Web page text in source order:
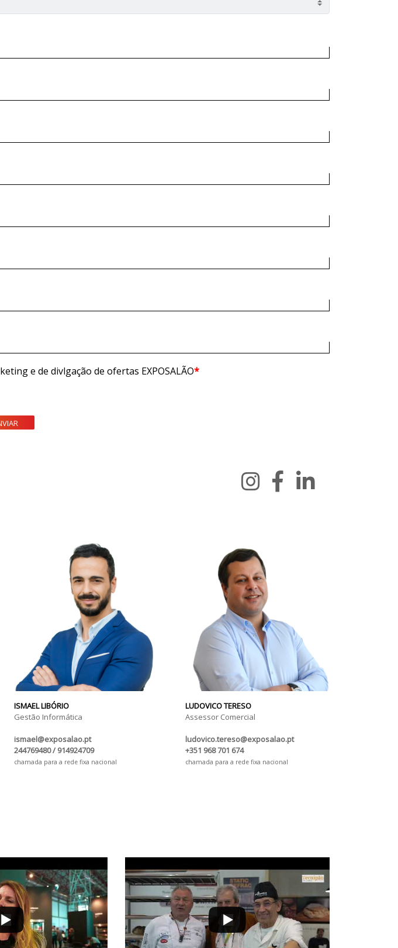
e de divlgação de ofertas EXPOSALÃO*
ISMAEL LIBÓRIO
Gestão Informática
ismael@exposalao.pt
244769480 / 914924709
chamada para a rede fixa nacional
LUDOVICO TERESO
Assessor Comercial
ludovico.tereso@exposalao.pt
+351 968 701 674
chamada para a rede fixa nacional